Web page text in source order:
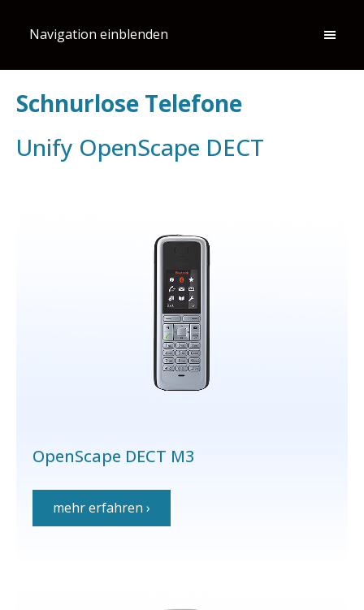
Navigation einblenden
Schnurlose Telefone
Unify OpenScape DECT
OpenScape DECT M3
mehr erfahren ›